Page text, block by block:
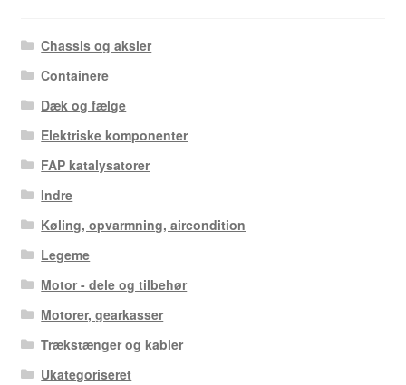
Chassis og aksler
Containere
Dæk og fælge
Elektriske komponenter
FAP katalysatorer
Indre
Køling, opvarmning, aircondition
Legeme
Motor - dele og tilbehør
Motorer, gearkasser
Trækstænger og kabler
Ukategoriseret